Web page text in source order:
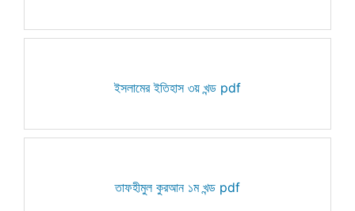
ইসলামের ইতিহাস ৩য় খন্ড pdf
তাফহীমুল কুরআন ১ম খন্ড pdf